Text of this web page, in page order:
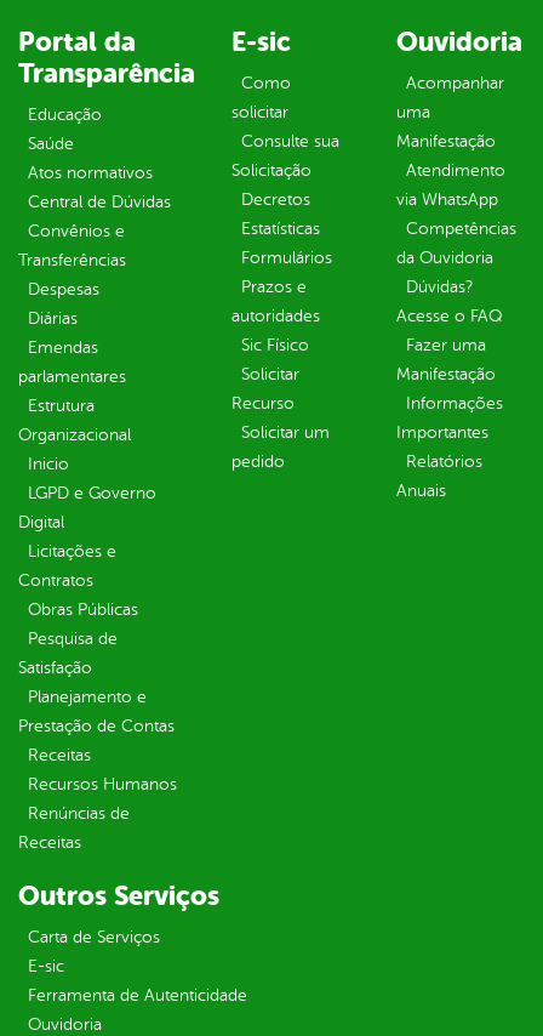
Portal da
Transparência
Educação
Saúde
Atos normativos
Central de Dúvidas
Convênios e
Transferências
Despesas
Diárias
Emendas
parlamentares
Estrutura
Organizacional
Inicio
LGPD e Governo
Digital
Licitações e
Contratos
Obras Públicas
Pesquisa de
Satisfação
Planejamento e
Prestação de Contas
Receitas
Recursos Humanos
Renúncias de
Receitas
E-sic
Como
solicitar
Consulte sua
Solicitação
Decretos
Estatísticas
Formulários
Prazos e
autoridades
Sic Físico
Solicitar
Recurso
Solicitar um
pedido
Ouvidoria
Acompanhar
uma
Manifestação
Atendimento
via WhatsApp
Competências
da Ouvidoria
Dúvidas?
Acesse o FAQ
Fazer uma
Manifestação
Informações
Importantes
Relatórios
Anuais
Outros Serviços
Carta de Serviços
E-sic
Ferramenta de Autenticidade
Ouvidoria